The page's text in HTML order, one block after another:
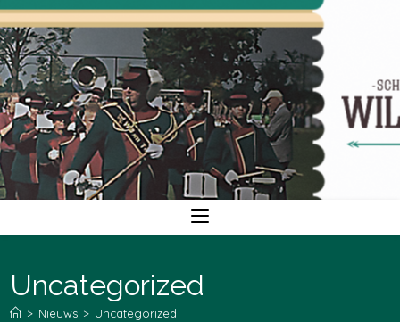
Ga
naar
inhoud
Uncategorized
> Nieuws > Uncategorized